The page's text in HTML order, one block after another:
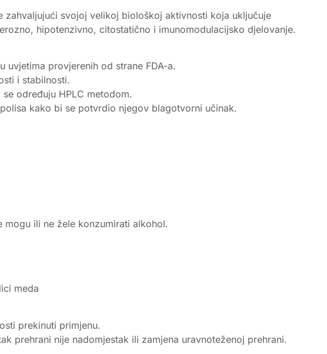
svojoj velikoj biološkoj aktivnosti koja uključuje
hipotenzivno, citostatično i imunomodulacijsko djelovanje.
provjerenih od strane FDA-a.
i stabilnosti.
određuju HPLC metodom.
kako bi se potvrdio njegov blagotvorni učinak.
ili ne žele konzumirati alkohol.
meda
prekinuti primjenu.
prehrani nije nadomjestak ili zamjena uravnoteženoj prehrani.